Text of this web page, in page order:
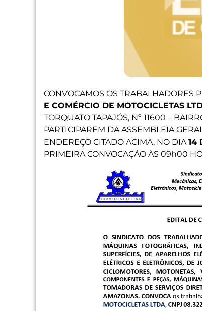
CONVOCAMOS OS TRABALHADORES
E COMÉRCIO DE MOTOCICLETAS
TORQUATO TAPAJÓS, Nº 11600 –
PARTICIPAREM DA ASSEMBLEIA
ENDEREÇO CITADO ACIMA, NO DIA14
PRIMEIRA CONVOCAÇÃO ÀS 09h00